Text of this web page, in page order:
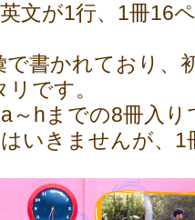
文が1行、1冊16
で書かれており、
です。
～hまでの8冊入り
いきませんが、1